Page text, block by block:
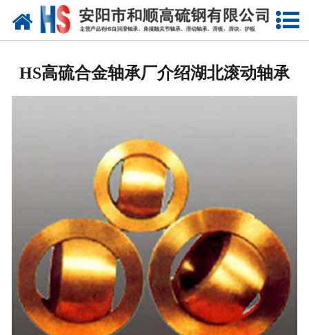
网站首页
业绩证明
联系我们
HS高硫合金轴承厂介绍湖北滚动轴承